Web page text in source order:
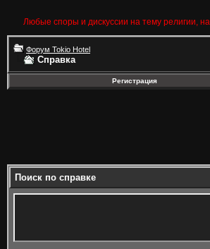
Любые споры и дискуссии на тему религии,
Форум Tokio Hotel
Справка
Регистрация
Поиск по справке